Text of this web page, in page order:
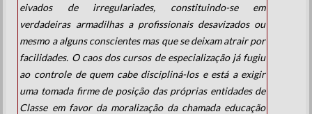
eivados de irregulariades, constituindo-se em
verdadeiras armadilhas a profissionais desavizados ou
mesmo a alguns conscientes mas que se deixam atrair por
facilidades. O caos dos cursos de especialização já fugiu
ao controle de quem cabe discipliná-los e está a exigir
uma tomada firme de posição das próprias entidades de
Classe em favor da moralização da chamada educação